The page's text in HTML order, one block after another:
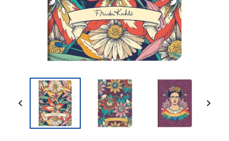
 